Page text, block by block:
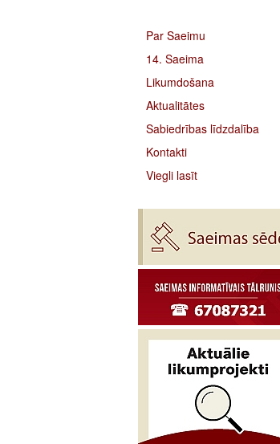
Par Saeimu
14. Saeima
Likumdošana
Aktualitātes
Sabiedrības līdzdalība
Kontakti
Viegli lasīt